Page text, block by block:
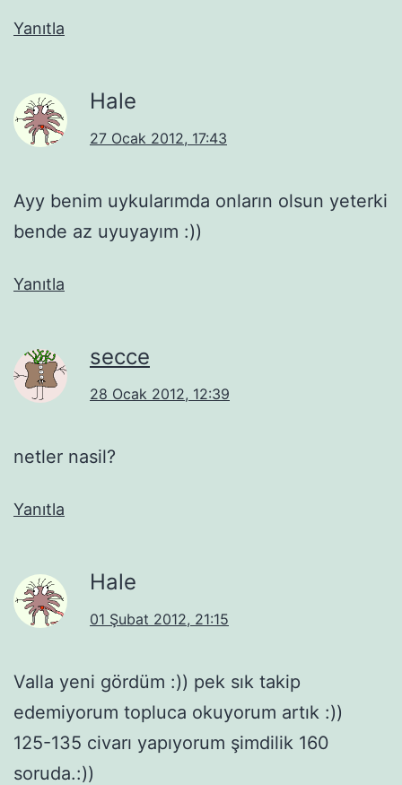
Yanıtla
Hale
27 Ocak 2012, 17:43
Ayy benim uykularımda onların olsun yeterki
bende az uyuyayım :))
Yanıtla
secce
28 Ocak 2012, 12:39
netler nasil?
Yanıtla
Hale
01 Şubat 2012, 21:15
Valla yeni gördüm :)) pek sık takip
edemiyorum topluca okuyorum artık :))
125-135 civarı yapıyorum şimdilik 160
soruda.:))